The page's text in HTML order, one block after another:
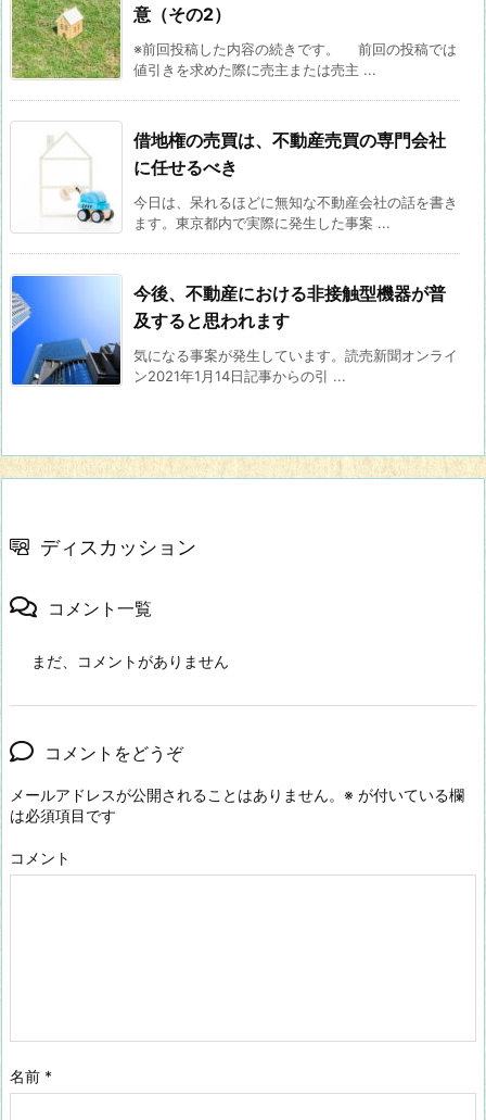
意（その2）
※前回投稿した内容の続きです。 前回の投稿では
値引きを求めた際に売主または売主 ...
借地権の売買は、不動産売買の専門会社
に任せるべき
今日は、呆れるほどに無知な不動産会社の話を書き
ます。東京都内で実際に発生した事案 ...
今後、不動産における非接触型機器が普
及すると思われます
気になる事案が発生しています。読売新聞オンライ
ン2021年1月14日記事からの引 ...
ディスカッション
コメント一覧
まだ、コメントがありません
コメントをどうぞ
メールアドレスが公開されることはありません。 ※ が付いている欄
は必須項目です
コメント
名前 *